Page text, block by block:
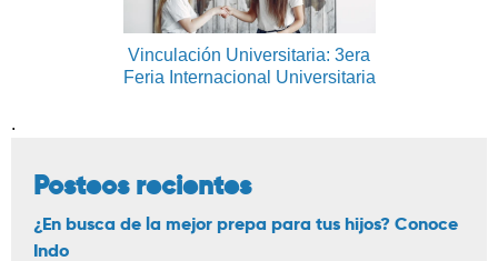
Vinculación Universitaria: 3era
Feria Internacional Universitaria
.
Posteos recientes
¿En busca de la mejor prepa para tus hijos? Conoce
Indo